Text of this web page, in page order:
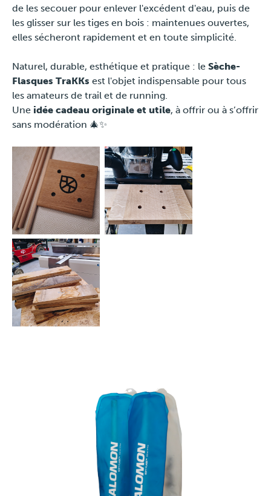
de les secouer pour enlever l'excédent d'eau, puis de
les glisser sur les tiges en bois : maintenues ouvertes,
elles sécheront rapidement et en toute simplicité.
Naturel, durable, esthétique et pratique : le Sèche-
Flasques TraKKs est l'objet indispensable pour tous
les amateurs de trail et de running.
Une idée cadeau originale et utile, à offrir ou à s’offrir
sans modération 🎄✨